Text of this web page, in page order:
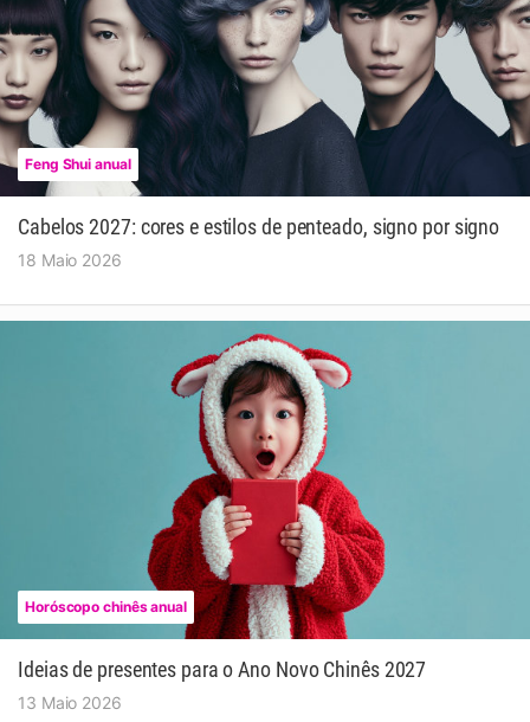
Feng Shui anual
Cabelos 2027: cores e estilos de penteado, signo por signo
18 Maio 2026
Horóscopo chinês anual
Ideias de presentes para o Ano Novo Chinês 2027
13 Maio 2026